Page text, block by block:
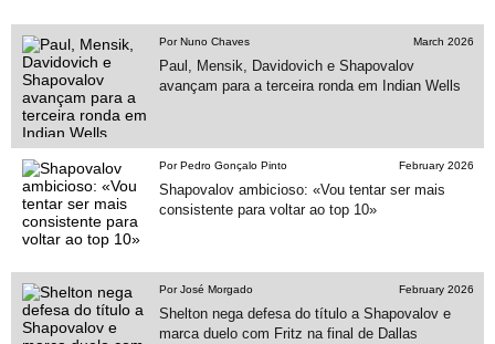
Por Nuno Chaves March 2026
Paul, Mensik, Davidovich e Shapovalov
avançam para a terceira ronda em Indian Wells
Por Pedro Gonçalo Pinto February 2026
Shapovalov ambicioso: «Vou tentar ser mais
consistente para voltar ao top 10»
Por José Morgado February 2026
Shelton nega defesa do título a Shapovalov e
marca duelo com Fritz na final de Dallas